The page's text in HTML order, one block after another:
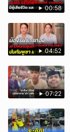
00:58
04:52
07:22